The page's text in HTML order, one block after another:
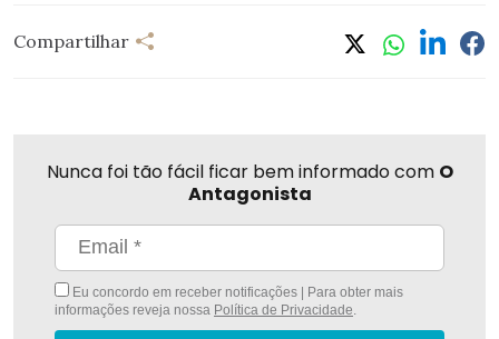
Compartilhar
Nunca foi tão fácil ficar bem informado com O
Antagonista
Eu concordo em receber notificações | Para obter mais
informações reveja nossa Política de Privacidade